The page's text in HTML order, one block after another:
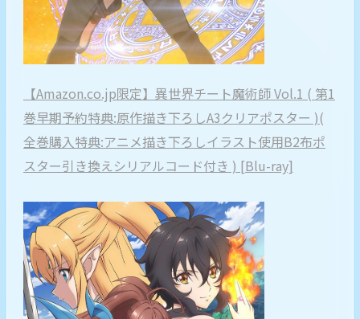
【Amazon.co.jp限定】異世界チート魔術師 Vol.1 ( 第1
巻早期予約特典:原作描き下ろしA3クリアポスター )(
全巻購入特典:アニメ描き下ろしイラスト使用B2布ポ
スター引き換えシリアルコード付き ) [Blu-ray]